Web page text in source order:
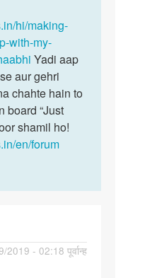
hi/making-
with-my-
Yadi aap
aur gehri
chahte hain to
board “Just
shamil ho!
en/forum
2019 - 02:18 पूर्वान्ह